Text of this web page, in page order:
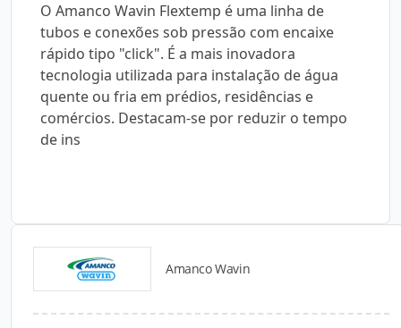
O Amanco Wavin Flextemp é uma linha de
tubos e conexões sob pressão com encaixe
rápido tipo "click". É a mais inovadora
tecnologia utilizada para instalação de água
quente ou fria em prédios, residências e
comércios. Destacam-se por reduzir o tempo
de ins
Amanco Wavin
Catálogos para Download